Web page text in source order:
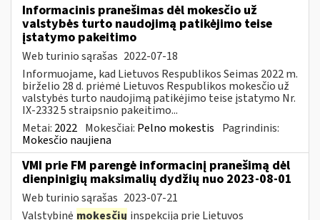
Informacinis pranešimas dėl mokesčio už
valstybės turto naudojimą patikėjimo teise
įstatymo pakeitimo
Web turinio sąrašas 2022-07-18
Informuojame, kad Lietuvos Respublikos Seimas 2022 m.
birželio 28 d. priėmė Lietuvos Respublikos mokesčio už
valstybės turto naudojimą patikėjimo teise įstatymo Nr.
IX-2332 5 straipsnio pakeitimo...
Metai: 2022 Mokesčiai: Pelno mokestis Pagrindinis:
Mokesčio naujiena
VMI prie FM parengė informacinį pranešimą dėl
dienpinigių maksimalių dydžių nuo 2023-08-01
Web turinio sąrašas 2023-07-21
Valstybinė mokesčių inspekcija prie Lietuvos